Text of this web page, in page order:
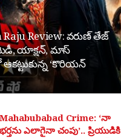
Review: వరుణ్ తేజ్
యాక్షన్, మాస్
‘కొరియన్
Mahabubabad Crime: ‘నా
భర్తను ఎలాగైనా చంపు’.. ప్రియుడికి